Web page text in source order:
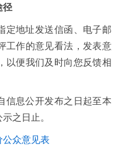
径
定地址发送信函、电子邮
工作的意见看法，发表意
以便我们及时向您反馈相
信息公开发布之日起至本
之日止。
众意见表